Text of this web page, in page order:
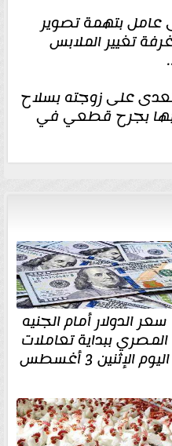
بتهمة تصوير
تغيير الملابس
على زوجته بسلاح
بجرح قطعي في
سعر الدولار أمام الجنيه
المصري ببداية تعاملات
اليوم الإثنين 3 أغسطس